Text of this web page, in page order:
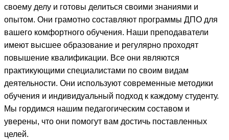
своему делу и готовы делиться своими знаниями и
опытом. Они грамотно составляют программы ДПО для
вашего комфортного обучения. Наши преподаватели
имеют высшее образование и регулярно проходят
повышение квалификации. Все они являются
практикующими специалистами по своим видам
деятельности. Они используют современные методики
обучения и индивидуальный подход к каждому студенту.
Мы гордимся нашим педагогическим составом и
уверены, что они помогут вам достичь поставленных
целей.